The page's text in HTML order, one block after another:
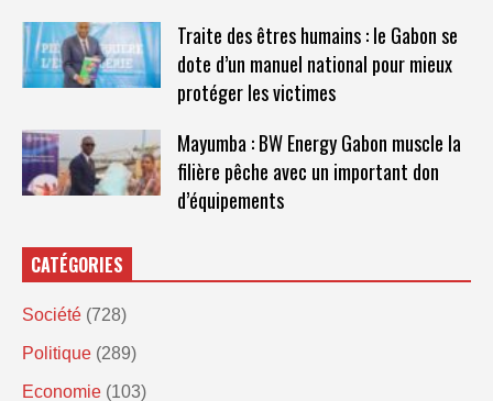
Traite des êtres humains : le Gabon se
dote d’un manuel national pour mieux
protéger les victimes
Mayumba : BW Energy Gabon muscle la
filière pêche avec un important don
d’équipements
CATÉGORIES
Société (728)
Politique (289)
Economie (103)